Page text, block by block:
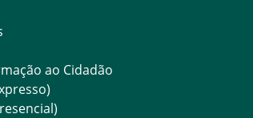
ao Cidadão